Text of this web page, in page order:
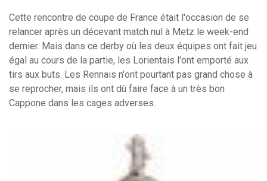
Cette rencontre de coupe de France était l'occasion de se
relancer après un décevant match nul à Metz le week-end
dernier. Mais dans ce derby où les deux équipes ont fait jeu
égal au cours de la partie, les Lorientais l'ont emporté aux
tirs aux buts. Les Rennais n'ont pourtant pas grand chose à
se reprocher, mais ils ont dû faire face à un très bon
Cappone dans les cages adverses.